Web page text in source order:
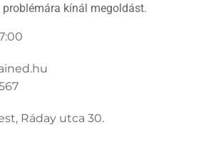
kínál megoldást.
Ráday utca 30.